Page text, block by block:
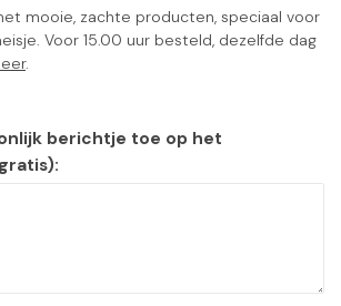
mooie, zachte producten, speciaal voor
Voor 15.00 uur besteld, dezelfde dag
.
berichtje toe op het